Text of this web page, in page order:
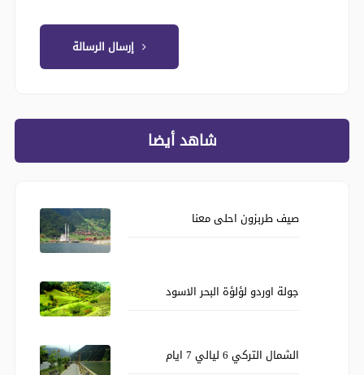
إرسال الرسالة
شاهد أيضا
صيف طربزون احلى معنا
جولة اوردو لؤلؤة البحر الاسود
الشمال التركي 6 ليالي 7 ايام